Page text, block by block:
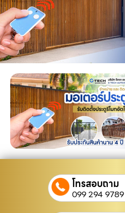
โทรสอบถาม
099 294 9789